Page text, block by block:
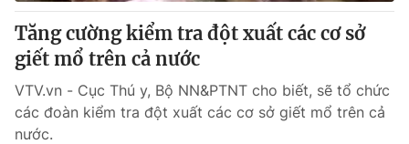
® Cấm sao chép dưới mọi hình thức nếu không có sự chấp
thuận bằng văn bản. Ghi rõ nguồn VTV.vn khi phát hành lại
thông tin từ website này.
Tăng cường kiểm tra đột xuất các cơ sở
giết mổ trên cả nước
VTV.vn - Cục Thú y, Bộ NN&PTNT cho biết, sẽ tổ chức
các đoàn kiểm tra đột xuất các cơ sở giết mổ trên cả
nước.